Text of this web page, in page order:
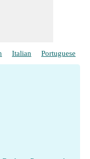
Italian Portuguese